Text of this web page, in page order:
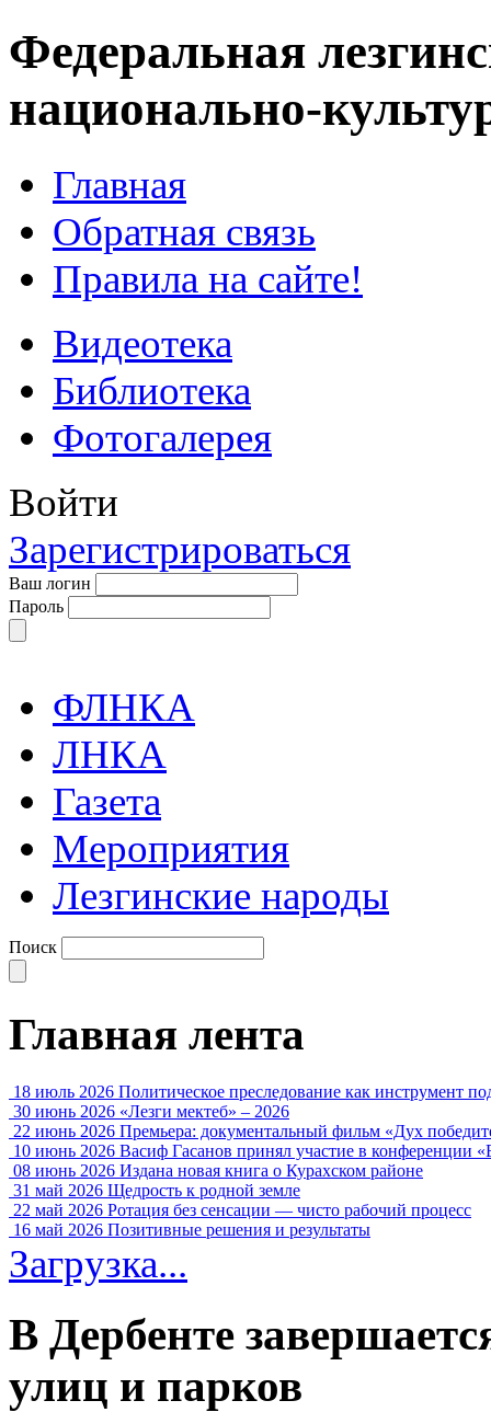
Федеральная
национально-
Главная
Обратная связь
Правила на сайте!
Видеотека
Библиотека
Фотогалерея
Войти
Зарегистрироваться
Ваш логин
Пароль
ФЛНКА
ЛНКА
Газета
Мероприятия
Лезгинские народы
Поиск
Главная лента
18 июль 2026 Политическое преследование как инструмент
30 июнь 2026 «Лезги мектеб» – 2026
22 июнь 2026 Премьера: документальный фильм «Дух
10 июнь 2026 Васиф Гасанов принял участие в конференции
08 июнь 2026 Издана новая книга о Курахском районе
31 май 2026 Щедрость к родной земле
22 май 2026 Ротация без сенсации — чисто рабочий процесс
16 май 2026 Позитивные решения и результаты
Загрузка...
В Дербенте
улиц и парков